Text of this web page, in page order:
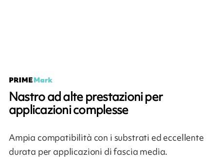
Nastro ad alte prestazioni per
applicazioni complesse
Ampia compatibilità con i substrati ed eccellente
durata per applicazioni di fascia media.